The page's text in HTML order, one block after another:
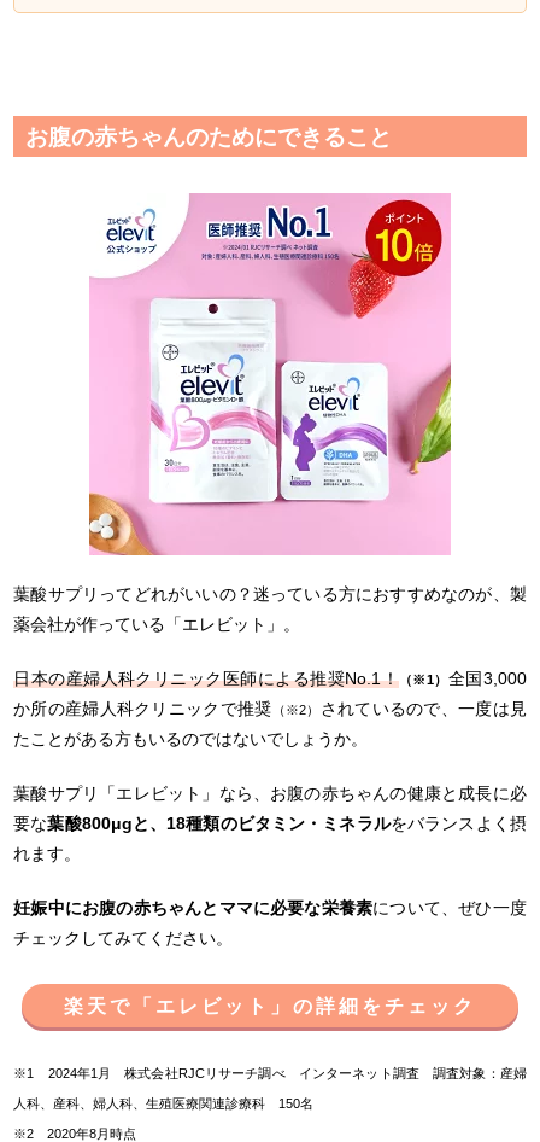
お腹の赤ちゃんのためにできること
葉酸サプリってどれがいいの？迷っている方におすすめなのが、製
薬会社が作っている「エレビット」。
日本の産婦人科クリニック医師による推奨No.1！ （※1） 全国3,000
か所の産婦人科クリニックで推奨 （※2）
されているので、一度は見
たことがある方もいるのではないでしょうか。
葉酸サプリ「エレビット」なら、お腹の赤ちゃんの健康と成長に必
要な葉酸800μgと、18種類のビタミン・ミネラルをバランスよく摂
れます。
妊娠中にお腹の赤ちゃんとママに必要な栄養素について、ぜひ一度
チェックしてみてください。
楽天で「エレビット」の詳細をチェック
※1 2024年1月 株式会社RJCリサーチ調べ インターネット調査 調査対象：産婦
人科、産科、婦人科、生殖医療関連診療科 150名
※2 2020年8月時点